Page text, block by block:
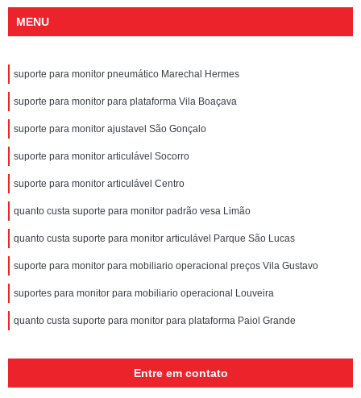
MENU
suporte para monitor pneumático Marechal Hermes
suporte para monitor para plataforma Vila Boaçava
suporte para monitor ajustavel São Gonçalo
suporte para monitor articulável Socorro
suporte para monitor articulável Centro
quanto custa suporte para monitor padrão vesa Limão
quanto custa suporte para monitor articulável Parque São Lucas
suporte para monitor para mobiliario operacional preços Vila Gustavo
suportes para monitor para mobiliario operacional Louveira
quanto custa suporte para monitor para plataforma Paiol Grande
Entre em contato